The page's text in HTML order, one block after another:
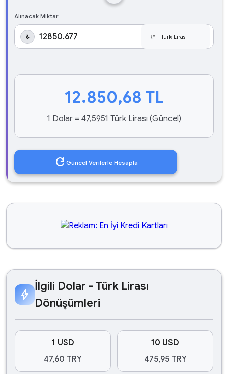
Alınacak Miktar
₺
12.850,68 TL
1 Dolar = 47,5951 Türk Lirası (Güncel)
refresh Güncel Verilerle Hesapla
bolt
İlgili Dolar - Türk Lirası
Dönüşümleri
1 USD
47,60 TRY
10 USD
475,95 TRY